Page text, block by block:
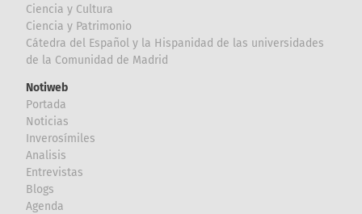
Ciencia y Cultura
Ciencia y Patrimonio
Cátedra del Español y la Hispanidad de las universidades
de la Comunidad de Madrid
Notiweb
Portada
Noticias
Inverosímiles
Analisis
Entrevistas
Blogs
Agenda